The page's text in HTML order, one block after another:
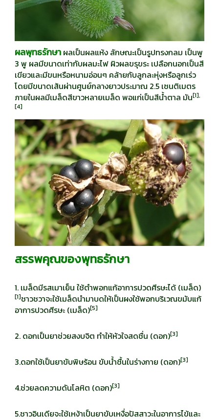
ผลพุทธรักษา ผลเป็นผลแห้ง ลักษณะเป็นรูปทรงกลม เป็นพู
3 พู ผลมีขนาดเท่ากับผลมะไฟ ผิวผลขรุขระ เปลือกนอกเป็นสี
เขียวและมีขนหรือหนามอ่อนๆ คล้ายกับลูกละหุ่งหรือลูกเร่ว
โดยมีขนาดเส้นผ่านศูนย์กลางยาวประมาณ 2.5 เซนติเมตร
ภายในผลมีเมล็ดสีขาวหลายเมล็ด พอแก่เป็นสีน้ำตาล มัน[1],
[4]
สรรพคุณของพุทธรักษา
1. เมล็ดมีรสเมาเย็น ใช้ตำพอกแก้อาการปวดศีรษะได้ (เมล็ด)
[1]ชาวชวาจะใช้เมล็ดนำมาบดให้เป็นผงใช้พอกบริเวณขมับแก้
อาการปวดศีรษะ (เมล็ด)[5]
2. ดอกเป็นยาช่วยสงบจิต ทำให้หัวใจสดชื่น (ดอก)[3]
3.ดอกใช้เป็นยาขับพิษร้อน ขับน้ำชื้นในร่างกาย (ดอก)[3]
4.ช่วยลดความดันโลหิต (ดอก)[3]
5.ชาวอินเดียจะใช้เหง้าเป็นยาขับเหงื่อปัสสาวะในอาการไข้และ